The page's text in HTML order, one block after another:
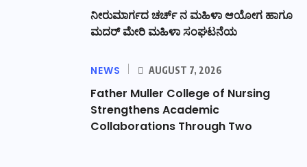
ನೀರುಮಾರ್ಗದ ಚರ್ಚ್ ನ ಮಹಿಳಾ ಆಯೋಗ ಹಾಗೂ
ಮದರ್ ಮೇರಿ ಮಹಿಳಾ ಸಂಘಟನೆಯ
NEWS AUGUST 7, 2026
Father Muller College of Nursing
Strengthens Academic
Collaborations Through Two